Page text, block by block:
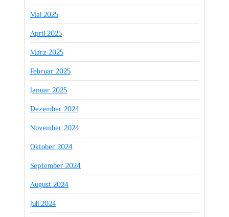
Mai 2025
April 2025
März 2025
Februar 2025
Januar 2025
Dezember 2024
November 2024
Oktober 2024
September 2024
August 2024
Juli 2024